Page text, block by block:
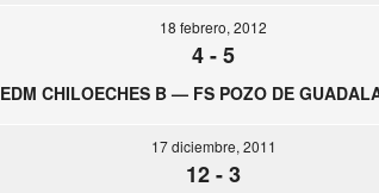
18 febrero, 2012
4-5
EDM CHILOECHES B — FS POZO DE
17 diciembre, 2011
12-3